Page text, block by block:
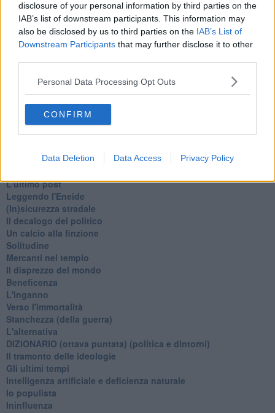
disclosure of your personal information by third parties on the
IAB’s list of downstream participants. This information may
also be disclosed by us to third parties on the IAB’s List of
Downstream Participants that may further disclose it to other
Personal Data Processing Opt Outs
CONFIRM
Data Deletion Data Access Privacy Policy
Sor-riso amaro
Fine anno al ristorante
La festa di Capodanno
Natale 2024
Re e regnanti
Come rubare allo stato e vivere felici
Una performance
Il compagno
​Io (allo specchio)
Tramonto
La virtù del non fare
L'ultimo post
Leggendo l'Eneide
​(In)sicurezza stradale
Il decalogo del politico
Un calcio alla finzione
Solitudine
Mercanti nel tempio
Il disprezzo del mondo
Beneficenza
L'inganno
Verso l'immortalità
Stanchezza (della guerra)
L'alternativa
​DIZIONARIO (ottava puntata) (politica e dintorni)
Il tramonto delle ideologie
Gli ultimi tempi
Intelligenza artificiale e deficienza naturale
Io populista
Ininfluenza